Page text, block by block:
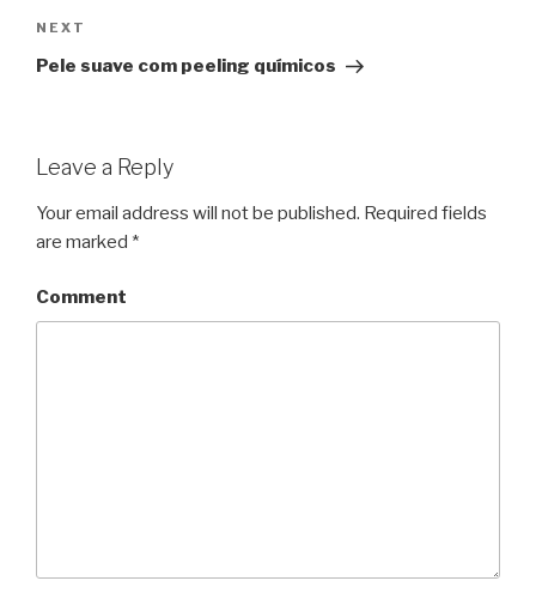
Next
Post
NEXT
Pele suave com peeling químicos
Leave a Reply
Your email address will not be published. Required fields
are marked *
Comment